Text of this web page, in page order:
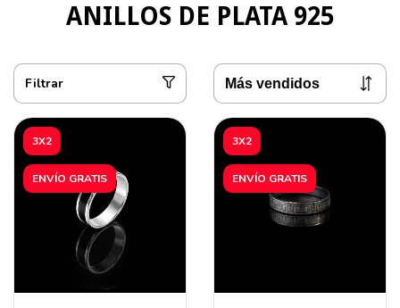
ANILLOS DE PLATA 925
Filtrar
3X2
ENVÍO GRATIS
3X2
ENVÍO GRATIS